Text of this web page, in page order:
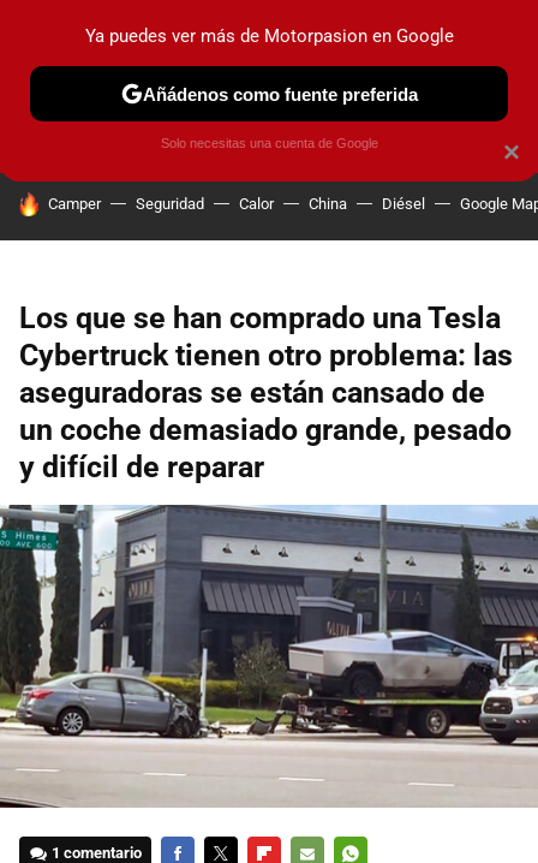
PRUEBAS COCHES ELÉCTRICOS OBSERVATORIO
HOY SE HABLA DE
Camper Seguridad Calor China Diésel Google
Los que se han comprado una Tesla
Cybertruck tienen otro problema: las
aseguradoras se están cansado de
un coche demasiado grande, pesado
y difícil de reparar
1 comentario
×
Ya puedes ver más de Motorpasion en Google
Añádenos como fuente preferida
Solo necesitas una cuenta de Google